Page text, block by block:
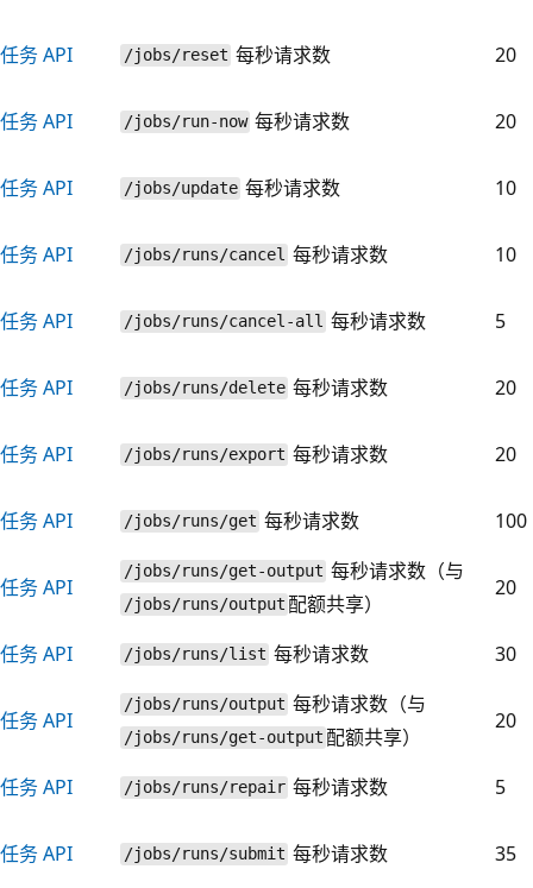
任务 API /jobs/reset 每秒请求数 20
任务 API /jobs/run-now 每秒请求数 20
任务 API /jobs/update 每秒请求数 10
任务 API /jobs/runs/cancel 每秒请求数 10
任务 API /jobs/runs/cancel-all 每秒请求数 5
任务 API /jobs/runs/delete 每秒请求数 20
任务 API /jobs/runs/export 每秒请求数 20
任务 API /jobs/runs/get 每秒请求数 100
任务 API
/jobs/runs/get-output 每秒请求数（与
/jobs/runs/output 配额共享）
20
任务 API /jobs/runs/list 每秒请求数 30
任务 API
/jobs/runs/output 每秒请求数（与
/jobs/runs/get-output 配额共享）
20
任务 API /jobs/runs/repair 每秒请求数 5
任务 API /jobs/runs/submit 每秒请求数
35